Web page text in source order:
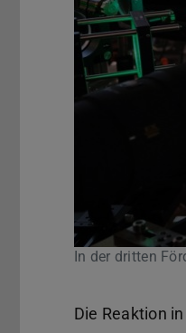
In der dritten
Die Reaktion